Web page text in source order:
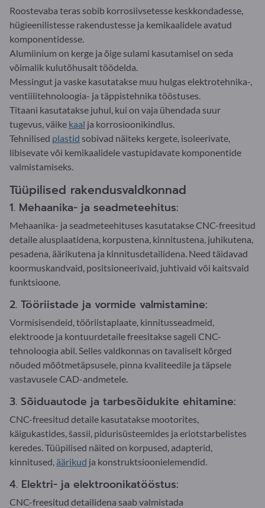
Roostevaba teras sobib korrosiivsetesse keskkondadesse,
hügieenilistesse rakendustesse ja kemikaalidele avatud
komponentidesse.
Alumiinium on kerge ja õige sulami kasutamisel on seda
võimalik kulutõhusalt töödelda.
Messingut ja vaske kasutatakse muu hulgas elektrotehnika-,
ventiilitehnoloogia- ja täppistehnika tööstuses.
Titaani kasutatakse juhul, kui on vaja ühendada suur
tugevus, väike kaal ja korrosioonikindlus.
Tehnilised plastid sobivad näiteks kergete, isoleerivate,
libisevate või kemikaalidele vastupidavate komponentide
valmistamiseks.
Tüüpilised rakendusvaldkonnad
1. Mehaanika- ja seadmeteehitus:
Mehaanika- ja seadmeteehituses kasutatakse CNC-freesitud
detaile alusplaatidena, korpustena, kinnitustena, juhikutena,
pesadena, äärikutena ja kinnitusdetailidena. Need täidavad
koormuskandvaid, positsioneerivaid, juhtivaid või kaitsvaid
funktsioone.
2. Tööriistade ja vormide valmistamine:
Vormisisendeid, tööriistaplaate, kinnitusseadmeid,
elektroode ja kontuurdetaile freesitakse sageli CNC-
tehnoloogia abil. Selles valdkonnas on tavaliselt kõrged
nõuded mõõtmetäpsusele, pinna kvaliteedile ja täpsele
vastavusele CAD-andmetele.
3. Sõiduautode ja tarbesõidukite ehitamine:
CNC-freesitud detaile kasutatakse mootorites,
käigukastides, šassii, pidurisüsteemides ja eriotstarbelistes
keredes. Tüüpilised näited on korpused, adapterid,
kinnitused, äärikud ja konstruktsioonielemendid.
4. Elektri- ja elektroonikatööstus:
CNC-freesitud detailidena saab valmistada